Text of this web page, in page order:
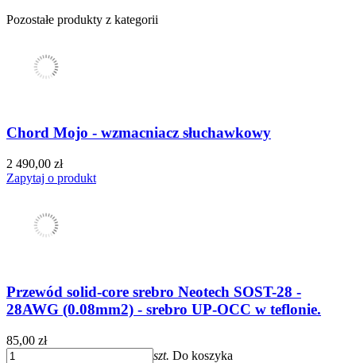
Pozostałe produkty z kategorii
Chord Mojo - wzmacniacz słuchawkowy
2 490,00 zł
Zapytaj o produkt
Przewód solid-core srebro Neotech SOST-28 -
28AWG (0.08mm2) - srebro UP-OCC w teflonie.
85,00 zł
szt. Do koszyka